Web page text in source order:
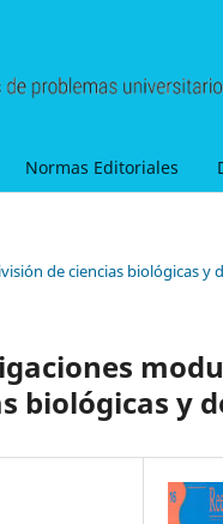
Normas Editoriales
de ciencias biológicas y
biológicas y